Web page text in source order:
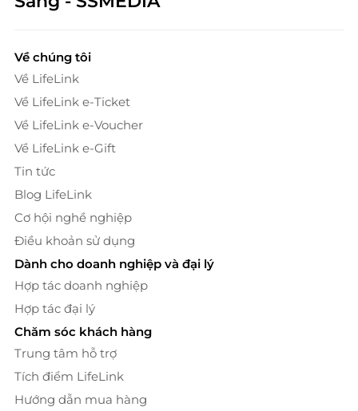
Về chúng tôi
Về LifeLink
Về LifeLink e-Ticket
Về LifeLink e-Voucher
Về LifeLink e-Gift
Tin tức
Blog LifeLink
Cơ hội nghề nghiệp
Điều khoản sử dụng
Dành cho doanh nghiệp và đại lý
Hợp tác doanh nghiệp
Hợp tác đại lý
Chăm sóc khách hàng
Trung tâm hỗ trợ
Tích điểm LifeLink
Hướng dẫn mua hàng